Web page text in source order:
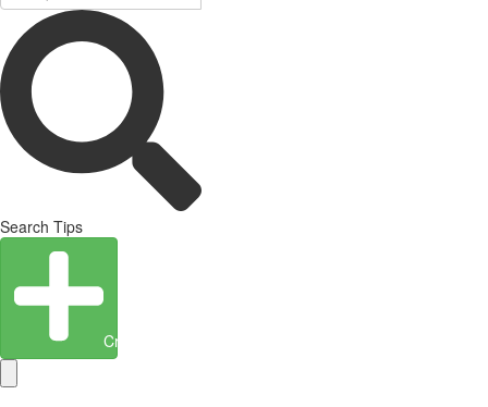
Search Tips
Create Entity